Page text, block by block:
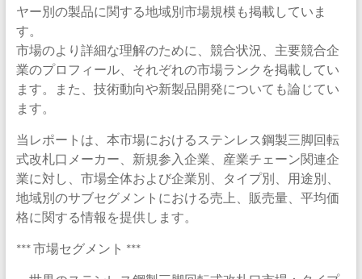
ヤー別の製品に関する地域別市場規模も掲載していま
す。
市場のより詳細な理解のために、競合状況、主要競合企
業のプロフィール、それぞれの市場ランクを掲載してい
ます。また、技術動向や新製品開発についても論じてい
ます。
当レポートは、本市場におけるステンレス鋼製三脚回転
式改札口メーカー、新規参入企業、産業チェーン関連企
業に対し、市場全体および企業別、タイプ別、用途別、
地域別のサブセグメントにおける売上、販売量、平均価
格に関する情報を提供します。
*** 市場セグメント ***